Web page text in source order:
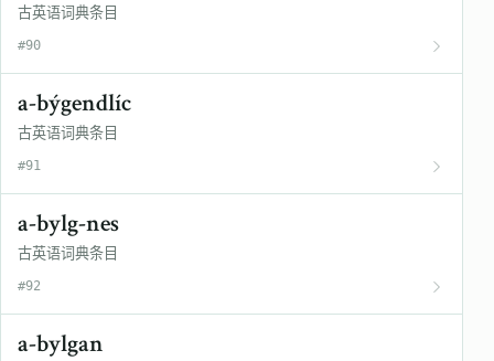
古英语词典条目
#90
a-býgendlíc
古英语词典条目
#91
a-bylg-nes
古英语词典条目
#92
a-bylgan